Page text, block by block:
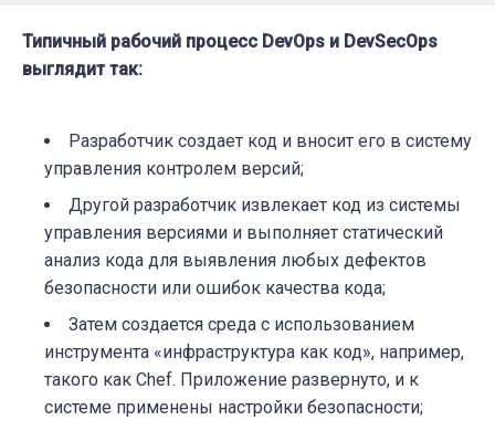
Типичный рабочий процесс DevOps и DevSecOps
выглядит так:
Разработчик создает код и вносит его в систему
управления контролем версий;
Другой разработчик извлекает код из системы
управления версиями и выполняет статический
анализ кода для выявления любых дефектов
безопасности или ошибок качества кода;
Затем создается среда с использованием
инструмента «инфраструктура как код», например,
такого как Chef. Приложение развернуто, и к
системе применены настройки безопасности;